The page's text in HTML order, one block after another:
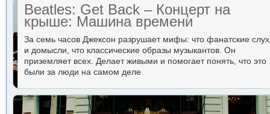
Beatles: Get Back – Концерт на
крыше: Машина времени
За семь часов Джексон разрушает мифы: что фанатские
и домысли, что классические образы музыкантов. Он
приземляет всех. Делает живыми и помогает понять, что это
были за люди на самом деле